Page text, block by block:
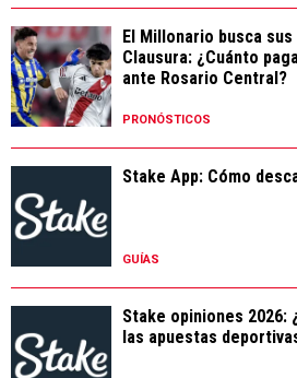
El Millonario busca
Clausura: ¿Cuánto
ante Rosario Central?
PRONÓSTICOS
Stake App: Cómo
GUÍAS
Stake opiniones 2026:
las apuestas